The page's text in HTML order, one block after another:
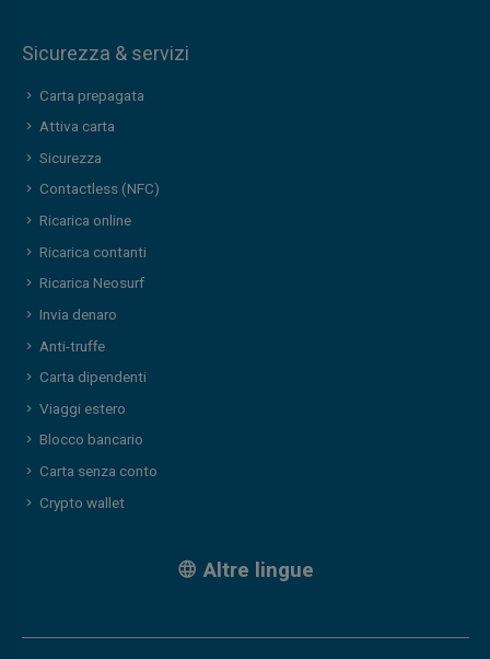
Sicurezza & servizi
Carta prepagata
Attiva carta
Sicurezza
Contactless (NFC)
Ricarica online
Ricarica contanti
Ricarica Neosurf
Invia denaro
Anti-truffe
Carta dipendenti
Viaggi estero
Blocco bancario
Carta senza conto
Crypto wallet
Altre lingue